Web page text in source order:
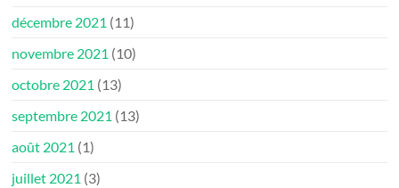
décembre 2021 (11)
novembre 2021 (10)
octobre 2021 (13)
septembre 2021 (13)
août 2021 (1)
juillet 2021 (3)